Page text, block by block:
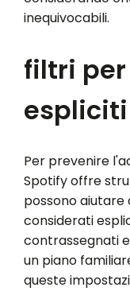
inequivocabili.
filtri
espliciti
Per prevenire
Spotify offre
possono
considerati
contrassegnati
un piano
queste